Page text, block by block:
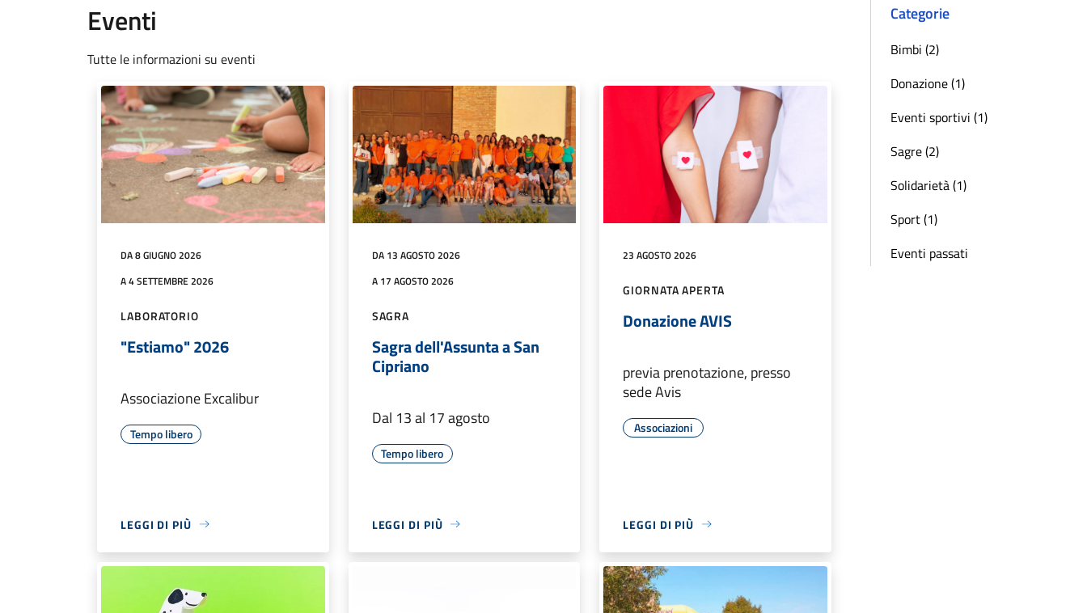
Eventi
Tutte le informazioni su eventi
DA 8 GIUGNO 2026
A 4 SETTEMBRE 2026
LABORATORIO
"Estiamo" 2026
Associazione Excalibur
Tempo libero
LEGGI DI PIÙ
DA 13 AGOSTO 2026
A 17 AGOSTO 2026
SAGRA
Sagra dell'Assunta a San
Cipriano
Dal 13 al 17 agosto
Tempo libero
LEGGI DI PIÙ
23 AGOSTO 2026
GIORNATA APERTA
Donazione AVIS
previa prenotazione, presso
sede Avis
Associazioni
LEGGI DI PIÙ
Categorie
Bimbi (2)
Donazione (1)
Eventi sportivi (1)
Sagre (2)
Solidarietà (1)
Sport (1)
Eventi passati